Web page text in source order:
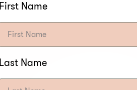
First Name
Last Name